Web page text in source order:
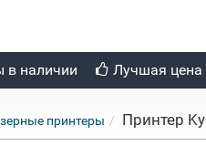
в наличии Лучшая цена
принтеры Принтер